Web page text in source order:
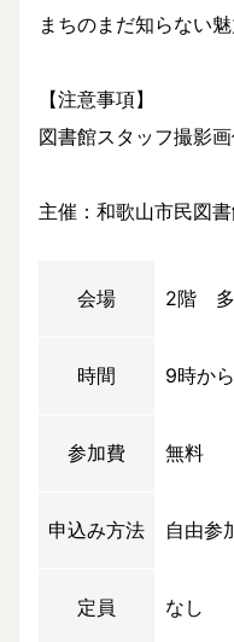
まちのまだ知らない
【注意事項】
図書館スタッフ撮影
主催：和歌山市民図
会場 2階 多
時間 9時か
参加費 無料
申込み方法 自由参
定員 なし